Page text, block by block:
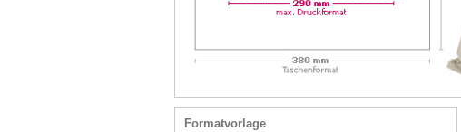
Formatvorlage